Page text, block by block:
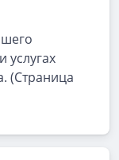
услугах
(Страница